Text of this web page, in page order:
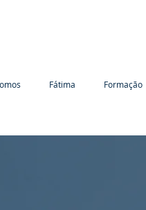
Fátima Formação